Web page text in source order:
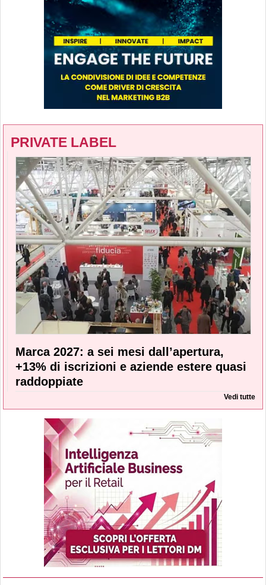
PRIVATE LABEL
Marca 2027: a sei mesi dall’apertura,
+13% di iscrizioni e aziende estere quasi
raddoppiate
Vedi tutte